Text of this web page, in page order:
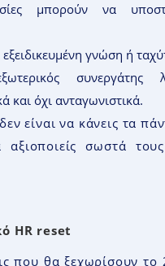
μπορούν να
εξειδικευμένη γνώση ή
συνεργάτης
και όχι ανταγωνιστικά.
είναι να κάνεις τα
σωστά
HR reset
που θα ξεχωρίσουν το